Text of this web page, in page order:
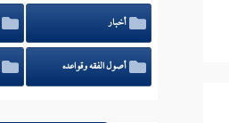
أخبار
أصول الفقه وقواعده